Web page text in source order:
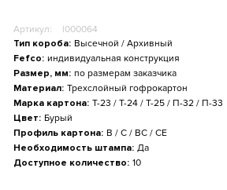
Артикул:
l000064
Тип короба: Высечной / Архивный
Fefco: индивидуальная конструкция
Размер, мм: по размерам заказчика
Материал: Трехслойный гофрокартон
Марка картона: Т-23 / Т-24 / Т-25 / П-32 / П-33
Цвет: Бурый
Профиль картона: B / С / BС / СE
Необходимость штампа: Да
Доступное количество: 10